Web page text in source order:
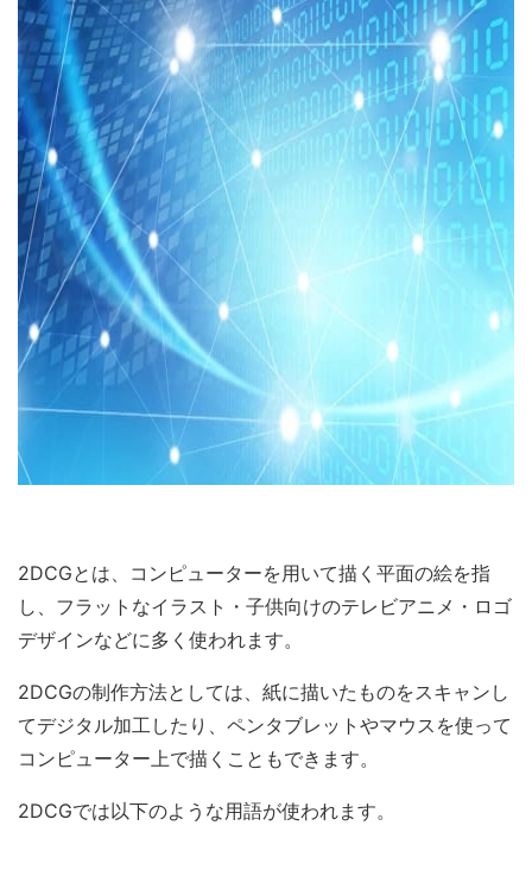
2DCGとは、コンピューターを用いて描く平面の絵を指
し、フラットなイラスト・子供向けのテレビアニメ・ロゴ
デザインなどに多く使われます。
2DCGの制作方法としては、紙に描いたものをスキャンし
てデジタル加工したり、ペンタブレットやマウスを使って
コンピューター上で描くこともできます。
2DCGでは以下のような用語が使われます。